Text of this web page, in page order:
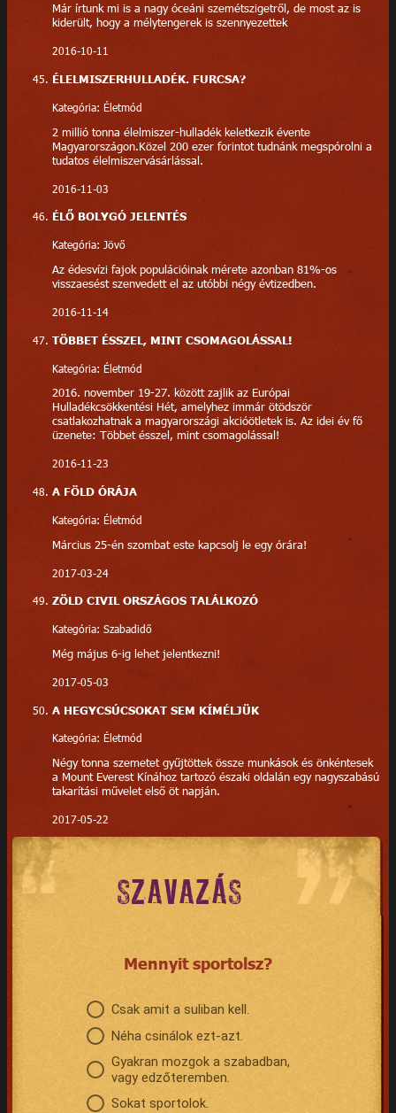
Már írtunk mi is a nagy óceáni szemétszigetről, de most az is
kiderült, hogy a mélytengerek is szennyezettek
2016-10-11
ÉLELMISZERHULLADÉK. FURCSA?
Kategória: Életmód
2 millió tonna élelmiszer-hulladék keletkezik évente
Magyarországon.Közel 200 ezer forintot tudnánk megspórolni a
tudatos élelmiszervásárlással.
2016-11-03
ÉLŐ BOLYGÓ JELENTÉS
Kategória: Jövő
Az édesvízi fajok populációinak mérete azonban 81%-os
visszaesést szenvedett el az utóbbi négy évtizedben.
2016-11-14
TÖBBET ÉSSZEL, MINT CSOMAGOLÁSSAL!
Kategória: Életmód
2016. november 19-27. között zajlik az Európai
Hulladékcsökkentési Hét, amelyhez immár ötödször
csatlakozhatnak a magyarországi akcióötletek is. Az idei év fő
üzenete: Többet ésszel, mint csomagolással!
2016-11-23
A FÖLD ÓRÁJA
Kategória: Életmód
Március 25-én szombat este kapcsolj le egy órára!
2017-03-24
ZÖLD CIVIL ORSZÁGOS TALÁLKOZÓ
Kategória: Szabadidő
Még május 6-ig lehet jelentkezni!
2017-05-03
A HEGYCSÚCSOKAT SEM KÍMÉLJÜK
Kategória: Életmód
Négy tonna szemetet gyűjtöttek össze munkások és önkéntesek
a Mount Everest Kínához tartozó északi oldalán egy nagyszabású
takarítási művelet első öt napján.
2017-05-22
SZAVAZÁS
Mennyit sportolsz?
Csak amit a suliban kell.
Néha csinálok ezt-azt.
Gyakran mozgok a szabadban,
vagy edzőteremben.
Sokat sportolok.